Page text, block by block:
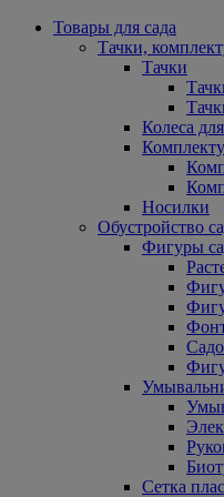
Товары для сада
Тачки,
Тачки
Колеса
Носилки
Обустройство
Фигуры
Сетка